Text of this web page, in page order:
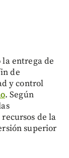
entrega de
de
y control
. Según
de la
superior